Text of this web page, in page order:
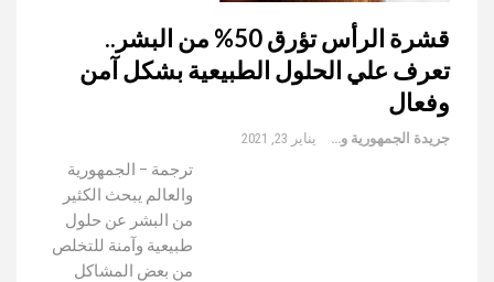
قشرة الرأس تؤرق 50% من البشر..
تعرف علي الحلول الطبيعية بشكل آمن
وفعال
جريدة الجمهورية والعالم يناير 23, 2021
ترجمة – الجمهورية
والعالم يبحث الكثير
من البشر عن حلول
طبيعية وآمنة للتخلص
من بعض المشاكل